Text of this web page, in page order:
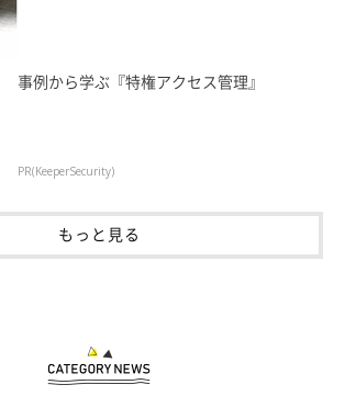
事例から学ぶ『特権アクセス管理』
PR(KeeperSecurity)
もっと見る